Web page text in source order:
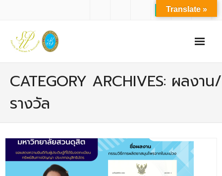
- ปรัชญาการจัดการศึกษา มหาวิทยาลัยสวนดุสิต
- ประวัติความเป็นมาของคณะ
- บุคลากร
CATEGORY ARCHIVES: ผลงาน/
รางวัล
Translate »